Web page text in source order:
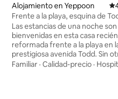
Alojamiento en Yeppoon
Frente a la playa, esquina de
Kean St.
Las estancias de una noche son
bienvenidas en esta casa recién
reformada frente a la playa en
prestigiosa avenida Todd. Sin otras casas
entre tú y el mar, está a 3
Familiar · Calidad-precio ·